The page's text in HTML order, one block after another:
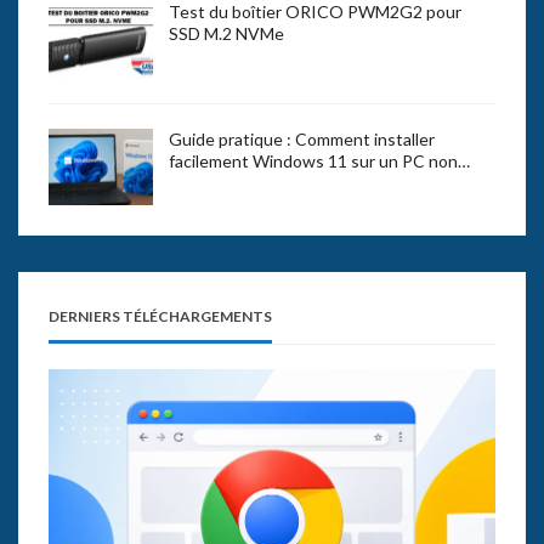
Test du boîtier ORICO PWM2G2 pour
SSD M.2 NVMe
Guide pratique : Comment installer
facilement Windows 11 sur un PC non…
DERNIERS TÉLÉCHARGEMENTS